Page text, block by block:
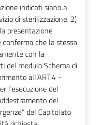
indicati siano a
di sterilizzazione. 2)
presentazione
conferma che la stessa
con la
del modulo Schema di
all’ART.4 -
l’esecuzione del
del
del Capitolato